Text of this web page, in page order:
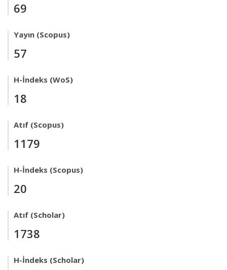
69
Yayın (Scopus)
57
H-İndeks (WoS)
18
Atıf (Scopus)
1179
H-İndeks (Scopus)
20
Atıf (Scholar)
1738
H-İndeks (Scholar)